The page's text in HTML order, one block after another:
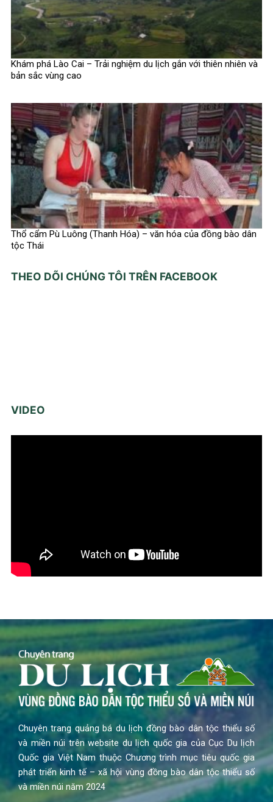
Khám phá Lào Cai – Trải nghiệm du lịch gắn với thiên nhiên và
bản sắc vùng cao
Thổ cẩm Pù Luông (Thanh Hóa) – văn hóa của đồng bào dân
tộc Thái
THEO DÕI CHÚNG TÔI TRÊN FACEBOOK
VIDEO
Chuyên trang quảng bá du lịch đồng bào dân tộc thiểu số
và miền núi trên website du lịch quốc gia của Cục Du lịch
Quốc gia Việt Nam thuộc Chương trình mục tiêu quốc gia
phát triển kinh tế – xã hội vùng đồng bào dân tộc thiểu số
và miền núi năm 2024